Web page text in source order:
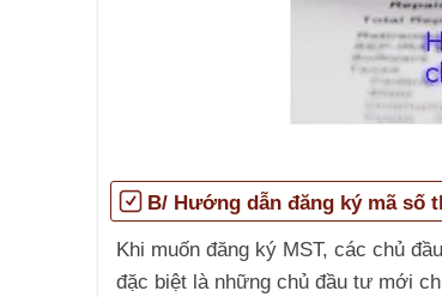
B/ Hướng dẫn đăng ký mã số
Khi muốn đăng ký MST, các chủ
đặc biệt là những chủ đầu tư mới